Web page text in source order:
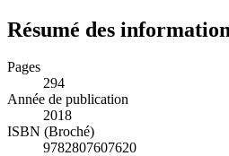
Résumé des
Pages
294
Année de publication
2018
ISBN (Broché)
9782807607620